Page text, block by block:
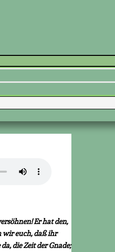
Er hat den,
wir euch, daß ihr
die Zeit der Gnade;